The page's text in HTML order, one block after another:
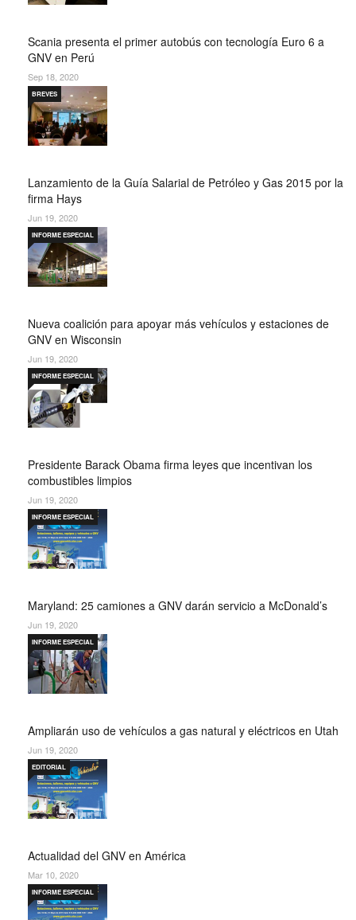
Scania presenta el primer autobús con tecnología Euro 6 a
GNV en Perú
Sep 18, 2020
Lanzamiento de la Guía Salarial de Petróleo y Gas 2015 por la
firma Hays
BREVES
Jun 19, 2020
Nueva coalición para apoyar más vehículos y estaciones de
GNV en Wisconsin
INFORME ESPECIAL
Jun 19, 2020
Presidente Barack Obama firma leyes que incentivan los
combustibles limpios
INFORME ESPECIAL
Jun 19, 2020
Maryland: 25 camiones a GNV darán servicio a McDonald’s
INFORME ESPECIAL
Jun 19, 2020
Ampliarán uso de vehículos a gas natural y eléctricos en Utah
INFORME ESPECIAL
Jun 19, 2020
Actualidad del GNV en América
EDITORIAL
Mar 10, 2020
INFORME ESPECIAL